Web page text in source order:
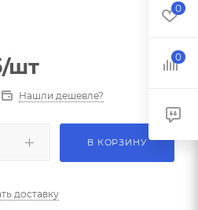
/шт
Нашли дешевле?
В КОРЗИНУ
доставку
0
0